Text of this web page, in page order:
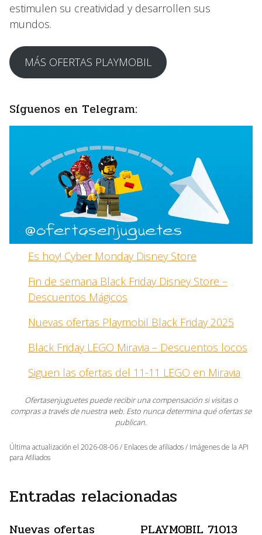
estimulen su creatividad y desarrollen sus
mundos.
MÁS OFERTAS PLAYMOBIL
Síguenos en Telegram:
Es hoy! Cyber Monday Disney Store
Fin de semana Black Friday Disney Store –
Descuentos Mágicos
Nuevas ofertas Playmobil Black Friday 2025
Black Friday LEGO Miravia – Descuentos locos
Siguen las ofertas del 11-11 LEGO en Miravia
Ofertasenjuguetes puede recibir una compensación si visitas o
compras a través de nuestra web. Esto nunca determina qué ofertas se
publican.
Última actualización el 2026-08-06 / Enlaces de afiliados / Imágenes de la API
para Afiliados
Entradas relacionadas
Nuevas ofertas PLAYMOBIL 71013